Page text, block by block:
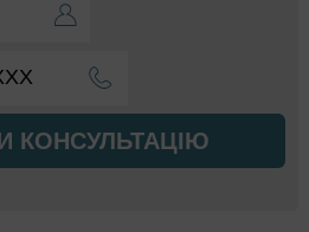
КОНСУЛЬТАЦІЮ